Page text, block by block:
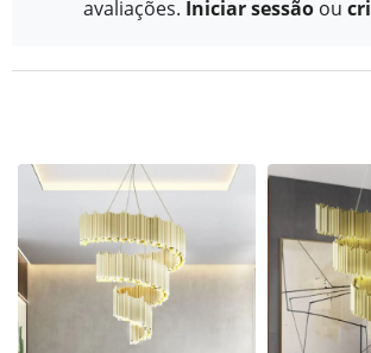
avaliações. Iniciar sessão ou